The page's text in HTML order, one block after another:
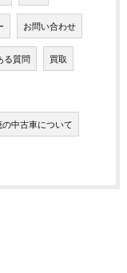
お問い合わせ
る質問 買取
中古車について